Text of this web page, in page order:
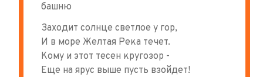
башню
Заходит солнце светлое у гор,
И в море Желтая Река течет.
Кому и этот тесен кругозор -
Еще на ярус выше пусть взойдет!